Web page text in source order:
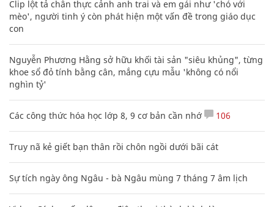
Clip lột tả chân thực cảnh anh trai và em gái như 'chó với
mèo', người tinh ý còn phát hiện một vấn đề trong giáo dục
con
Nguyễn Phương Hằng sở hữu khối tài sản "siêu khủng", từng
khoe sổ đỏ tính bằng cân, mắng cựu mẫu 'không có nổi
nghìn tỷ'
Các công thức hóa học lớp 8, 9 cơ bản cần nhớ 106
Truy nã kẻ giết bạn thân rồi chôn ngồi dưới bãi cát
Sự tích ngày ông Ngâu - bà Ngâu mùng 7 tháng 7 âm lịch